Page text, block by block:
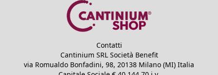
Contatti
Cantinium SRL Società Benefit
via Romualdo Bonfadini, 98, 20138 Milano (MI) Italia